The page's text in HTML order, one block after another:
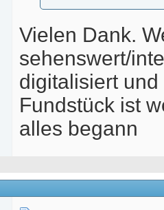
Vielen Dank.
sehenswert/
digitalisiert
Fundstück ist
alles begann